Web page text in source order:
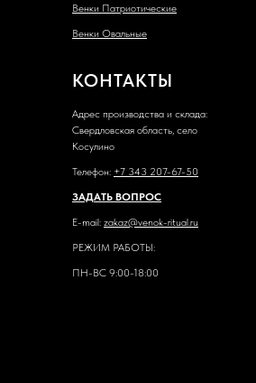
Венки Патриотические
Венки Овальные
КОНТАКТЫ
Адрес производства и склада:
Свердловская область, село
Косулино
Телефон: +7 343 207-67-50
ЗАДАТЬ ВОПРОС
E-mail: zakaz@venok-ritual.ru
РЕЖИМ РАБОТЫ:
ПН-ВС 9:00-18:00